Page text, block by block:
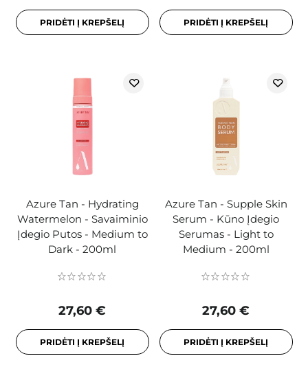
PRIDĖTI Į KREPŠELĮ PRIDĖTI Į KREPŠELĮ
Azure Tan - Hydrating
Watermelon - Savaiminio
Įdegio Putos - Medium to
Dark - 200ml
27,60 €
PRIDĖTI Į KREPŠELĮ
Azure Tan - Supple Skin
Serum - Kūno Įdegio
Serumas - Light to
Medium - 200ml
27,60 €
PRIDĖTI Į KREPŠELĮ